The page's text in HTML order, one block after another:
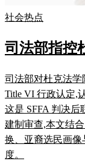
社会热点
司法部指控
司法部对杜克法学
Title VI 行政认定,
这是 SFFA 判决
建制审查,本文结
换、亚裔选民画像
度。